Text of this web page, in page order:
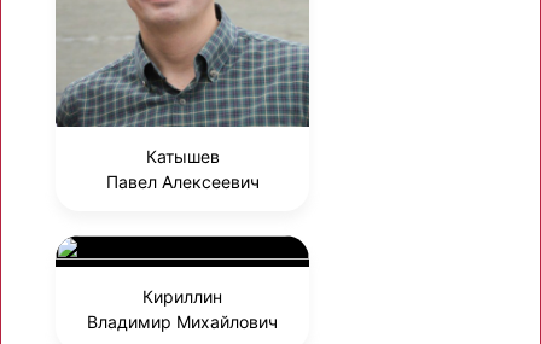
Катышев
Павел Алексеевич
Кириллин
Владимир Михайлович